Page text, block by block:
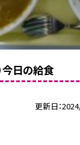
今日の給食
更新日